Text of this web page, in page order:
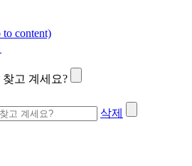
content)
찾고 계세요?
삭제